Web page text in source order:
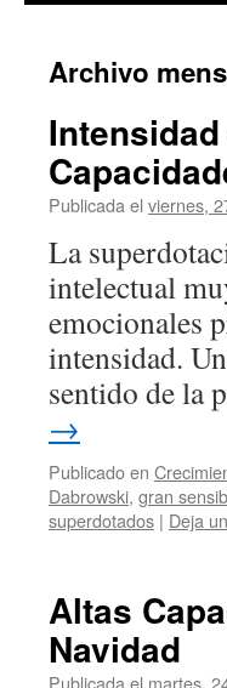
Archivo
Publicada el viernes,
La
intelectual
emocionales
intensidad.
sentido de la
→
Publicado en
Dabrowski, gran
superdotados | Deja
Altas
Navidad
Publicada el martes,